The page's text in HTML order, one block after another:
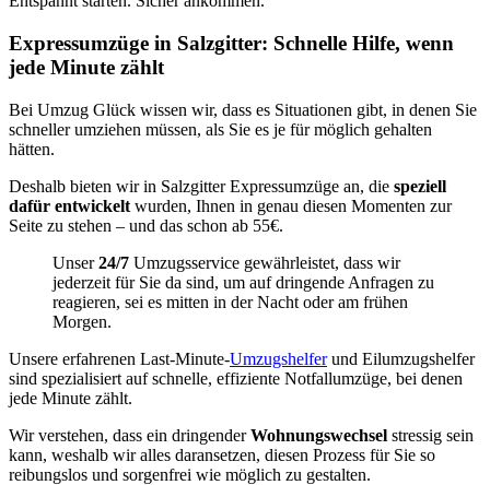
Expressumzüge in Salzgitter: Schnelle Hilfe, wenn
jede Minute zählt
Bei Umzug Glück wissen wir, dass es Situationen gibt, in denen Sie
schneller umziehen müssen, als Sie es je für möglich gehalten
hätten.
Deshalb bieten wir in Salzgitter Expressumzüge an, die speziell
dafür entwickelt wurden, Ihnen in genau diesen Momenten zur
Seite zu stehen – und das schon ab 55€.
Unser24/7 Umzugsservice gewährleistet, dass wir
jederzeit für Sie da sind, um auf dringende Anfragen zu
reagieren, sei es mitten in der Nacht oder am frühen
Morgen.
Unsere erfahrenen Last-Minute-Umzugshelferund Eilumzugshelfer
sind spezialisiert auf schnelle, effiziente Notfallumzüge, bei denen
jede Minute zählt.
Wir verstehen, dass ein dringenderWohnungswechsel stressig sein
kann, weshalb wir alles daransetzen, diesen Prozess für Sie so
reibungslos und sorgenfrei wie möglich zu gestalten.